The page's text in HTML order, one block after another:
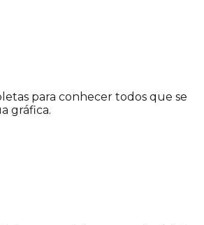
para conhecer todos que se
gráfica.